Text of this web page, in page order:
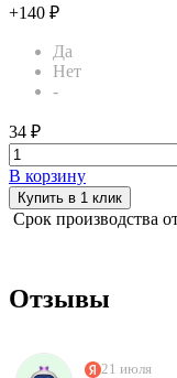
+140 ₽
Да
Нет
-
34 ₽
В корзину
Купить в 1 клик
Срок производства
Отзывы
21 июля